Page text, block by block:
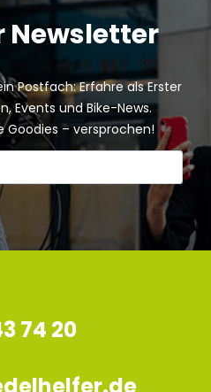
Newsletter
Postfach: Erfahre als Erster
Events und Bike-News.
Goodies – versprochen!
74 20